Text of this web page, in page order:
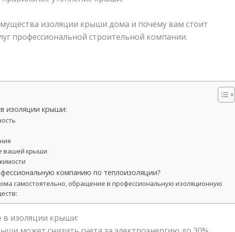
изоляции крыши дома и почему вам стоит
профессиональной строительной компании.
изоляции крыши:
вашей крыши
компанию по теплоизоляции?
самостоятельно, обращение в профессиональную изоляционную
в изоляции крыши: